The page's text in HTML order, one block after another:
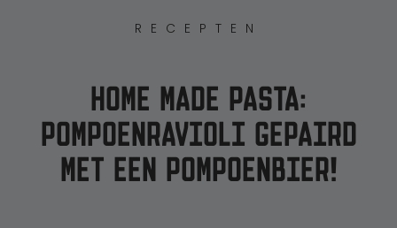
RECEPTEN
HOME MADE PASTA:
POMPOENRAVIOLI GEPAIRD
MET EEN POMPOENBIER!